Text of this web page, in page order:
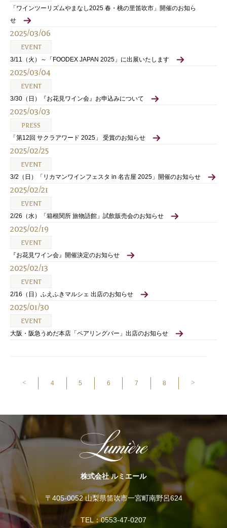
「ワインツーリズムやまなし2025 春・桃の里笛吹市」開催のお知ら
せ
2025/03/06
EVENT
3/11（火）～「FOODEX JAPAN 2025」に出展いたします
2025/03/04
EVENT
3/30（日）『お花見ワイン会』お申込みについて
2025/03/03
PRESS
「第12回 サクラアワード 2025」 受賞のお知らせ
2025/02/25
EVENT
3/2（日）「リカマンワインフェスタ in 名古屋 2025」開催のお知らせ
2025/02/21
EVENT
2/26（水）「箱根関所 旅物語館」試飲販売会のお知らせ
2025/02/19
EVENT
『お花見ワイン会』開催決定のお知らせ
2025/02/13
EVENT
2/16（日）ふえふきマルシェ 出店のお知らせ
2025/01/30
EVENT
大阪・阪急うめだ本店「ペアリングバー」出店のお知らせ
< 4 5 6 7 8 >
株式会社 ルミエール
〒405-0052 山梨県笛吹市一宮町南野呂624
TEL：0553-47-0207